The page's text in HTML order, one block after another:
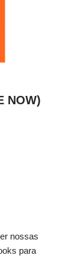
NOW)
nossas
para